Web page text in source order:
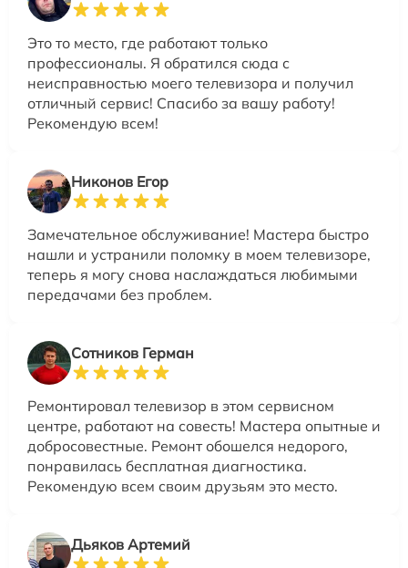
Это то место, где работают только
профессионалы. Я обратился сюда с
неисправностью моего телевизора и получил
отличный сервис! Спасибо за вашу работу!
Рекомендую всем!
Никонов Егор
Замечательное обслуживание! Мастера быстро
нашли и устранили поломку в моем телевизоре,
теперь я могу снова наслаждаться любимыми
передачами без проблем.
Сотников Герман
Ремонтировал телевизор в этом сервисном
центре, работают на совесть! Мастера опытные и
добросовестные. Ремонт обошелся недорого,
понравилась бесплатная диагностика.
Рекомендую всем своим друзьям это место.
Дьяков Артемий